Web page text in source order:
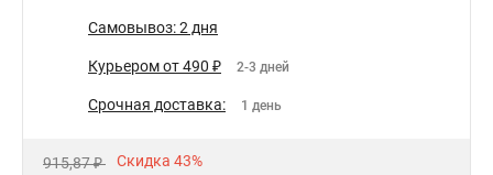
Самовывоз: 2 дня
Курьером от 490 ₽ 2-3 дней
Срочная доставка: 1 день
915,87 ₽ Скидка 43%